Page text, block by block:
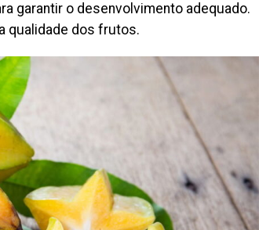
garantir o desenvolvimento adequado.
qualidade dos frutos.